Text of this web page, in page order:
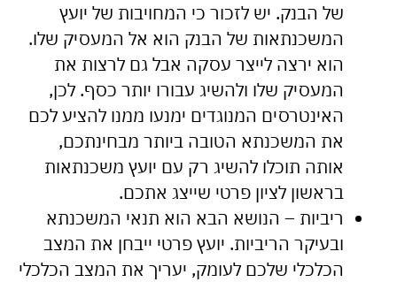
של הבנק. יש לזכור כי המחויבות של יועץ
המשכנתאות של הבנק הוא אל המעסיק שלו.
הוא ירצה לייצר עסקה אבל גם לרצות את
המעסיק שלו ולהשיג עבורו יותר כסף. לכן,
האינטרסים המנוגדים ימנעו ממנו להציע לכם
את המשכנתא הטובה ביותר מבחינתכם,
אותה תוכלו להשיג רק עם יועץ משכנתאות
בראשון לציון פרטי שייצג אתכם.
ריביות – הנושא הבא הוא תנאי המשכנתא
ובעיקר הריביות. יועץ פרטי ייבחן את המצב
הכלכלי שלכם לעומק, יעריך את המצב הכלכלי